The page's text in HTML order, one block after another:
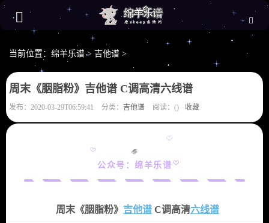
当前位置： 绵羊乐谱> 吉他谱 >
周末《胭脂粉》吉他谱 C调高清六线谱
发布：2020-03-29T06:59:41 分类： 吉他谱 阅读：() 收藏
公众号：绵羊乐谱
周末《胭脂粉》 吉他谱 C调高清六线谱